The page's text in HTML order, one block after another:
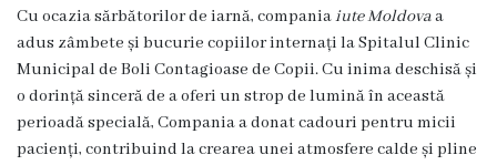
vacante
Calitate
Regulamente
Cu ocazia sărbătorilor de iarnă, companiaiute Moldovaa
adus zâmbete și bucurie copiilor internați la Spitalul Clinic
Municipal de Boli Contagioase de Copii. Cu inima deschisă și
o dorință sinceră de a oferi un strop de lumină în această
perioadă specială, Compania a donat cadouri pentru micii
pacienți, contribuind la crearea unei atmosfere calde și pline